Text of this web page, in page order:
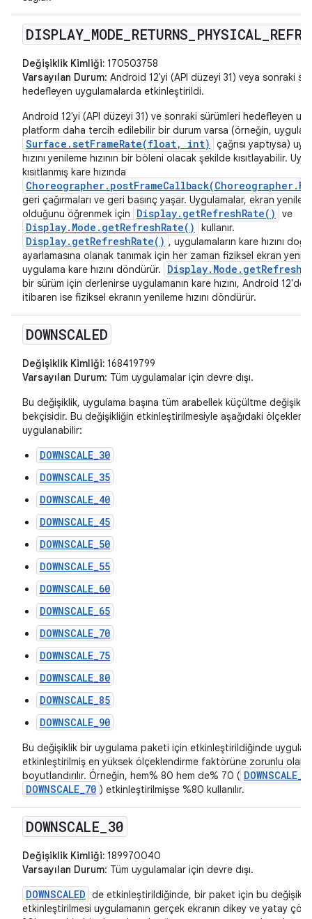
DISPLAY_ MODE RETURNS PHYSICAL
Değişiklik Kimliği: 170503758
Varsayılan Durum: Android 12'yi (API düzeyi 31) veya sonraki
hedefleyen uygulamalarda etkinleştirildi.
Android 12'yi (API düzeyi 31) ve sonraki sürümleri hedefleyen
platform daha tercih edilebilir bir durum varsa (örneğin,
Surface.setFrameRate(float, int)
çağrısı yaptıysa)
hızını yenileme hızının bir böleni olacak şekilde kısıtlayabilir.
kısıtlanmış kare hızında
geri çağırmaları ve geri basınç yaşar. Uygulamalar, ekran
olduğunu öğrenmek için
Display.getRefreshRate() ve
Display.Mode.getRefreshRate() kullanır.
Display.getRefreshRate() , uygulamaların kare hızını
ayarlamasına olanak tanımak için her zaman fiziksel ekran
uygulama kare hızını döndürür.
bir sürüm için derlenirse uygulamanın kare hızını, Android
itibaren ise fiziksel ekranın yenileme hızını döndürür.
DOWNSCALED
Değişiklik Kimliği: 168419799
Varsayılan Durum: Tüm uygulamalar için devre dışı.
Bu değişiklik, uygulama başına tüm arabellek küçültme
bekçisidir. Bu değişikliğin etkinleştirilmesiyle aşağıdaki
uygulanabilir:
DOWNSCALE_30
DOWNSCALE_35
DOWNSCALE_40
DOWNSCALE_45
DOWNSCALE_50
DOWNSCALE_55
DOWNSCALE_60
DOWNSCALE_65
DOWNSCALE_70
DOWNSCALE_75
DOWNSCALE_80
DOWNSCALE_85
DOWNSCALE_90
Bu değişiklik bir uygulama paketi için etkinleştirildiğinde
etkinleştirilmiş en yüksek ölçeklendirme faktörüne zorunlu
boyutlandırılır. Örneğin, hem% 80 hem de% 70 (
DOWNSCALE_70 ) etkinleştirilmişse %80 kullanılır.
DOWNSCALE 30
Değişiklik Kimliği: 189970040
Varsayılan Durum: Tüm uygulamalar için devre dışı.
DOWNSCALED de etkinleştirildiğinde, bir paket için bu
etkinleştirilmesi uygulamanın gerçek ekranın dikey ve yatay